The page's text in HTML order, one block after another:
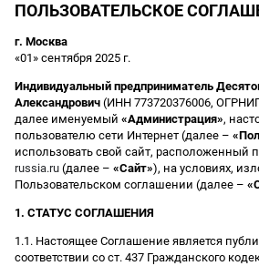
ПОЛЬЗОВАТЕЛЬСКОЕ
г. Москва
«01» сентября 2025 г.
Индивидуальный предприниматель
Александрович (ИНН 773720376006,
далее именуемый «Администрация»,
пользователю сети Интернет (далее –
использовать свой сайт, расположенный
russia.ru (далее – «Сайт»), на условиях,
Пользовательском соглашении (далее –
1. СТАТУС СОГЛАШЕНИЯ
1.1. Настоящее Соглашение является
соответствии со ст. 437 Гражданского